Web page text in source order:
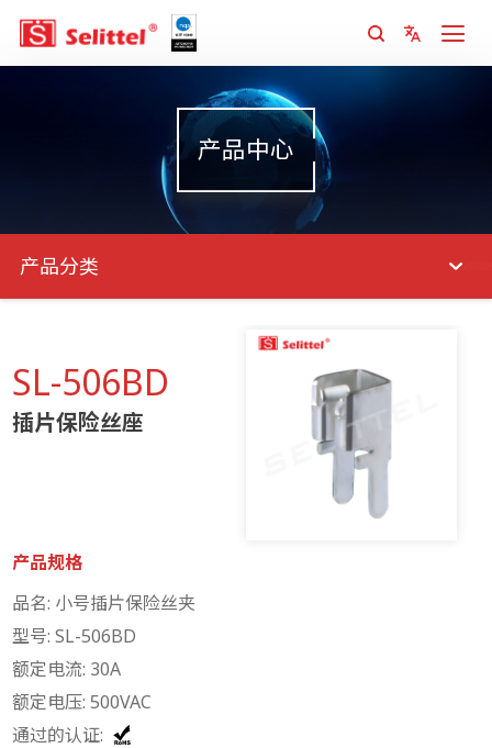
产品中心
产品分类
SL-506BD
插片保险丝座
产品规格
品名: 小号插片保险丝夹
型号: SL-506BD
额定电流: 30A
额定电压: 500VAC
通过的认证: